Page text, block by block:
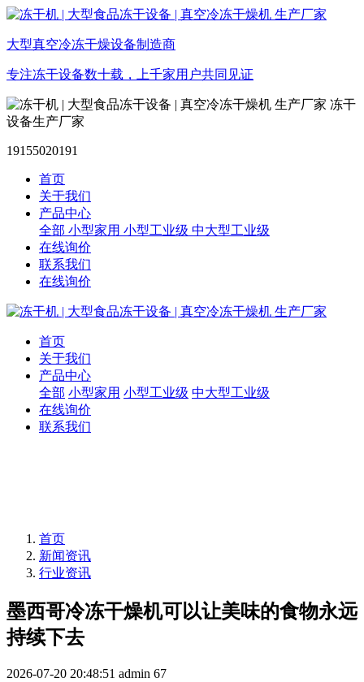
大型真空冷冻干燥设备制造商
专注冻干设备数十载，上千家用户共同见证
冻干
设备生产厂家
19155020191
首页
关于我们
产品中心
全部 小型家用 小型工业级 中大型工业级
在线询价
联系我们
在线询价
首页
关于我们
产品中心
全部 小型家用 小型工业级 中大型工业级
在线询价
联系我们
首页
新闻资讯
行业资讯
墨西哥冷冻干燥机可以让美味的食物永远
持续下去
2026-07-20 20:48:51 admin 67